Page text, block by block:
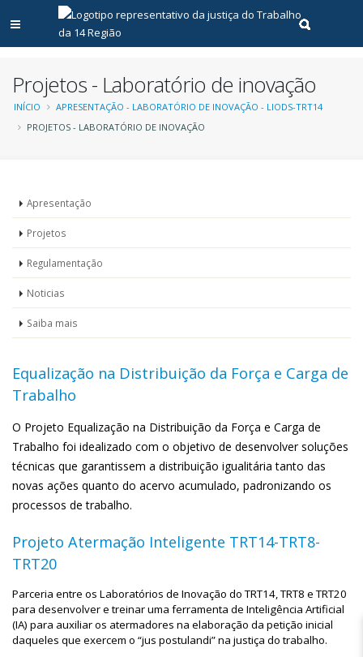
Abrir menu principal
Realizar
Projetos - Laboratório de inovação
Trilha
INÍCIO
APRESENTAÇÃO - LABORATÓRIO DE INOVAÇÃO - LIODS-TRT14
PROJETOS - LABORATÓRIO DE INOVAÇÃO
Laboratório
de
inovação
Apresentação
Projetos
Regulamentação
Noticias
Saiba mais
Equalização na Distribuição da Força e Carga de
Trabalho
O Projeto Equalização na Distribuição da Força e Carga de
Trabalho foi idealizado com o objetivo de desenvolver soluções
técnicas que garantissem a distribuição igualitária tanto das
novas ações quanto do acervo acumulado, padronizando os
processos de trabalho.
Projeto Atermação Inteligente TRT14-TRT8-
TRT20
Parceria entre os Laboratórios de Inovação do TRT14, TRT8 e TRT20
para desenvolver e treinar uma ferramenta de Inteligência Artificial
(IA) para auxiliar os atermadores na elaboração da petição inicial
daqueles que exercem o “jus postulandi” na justiça do trabalho.